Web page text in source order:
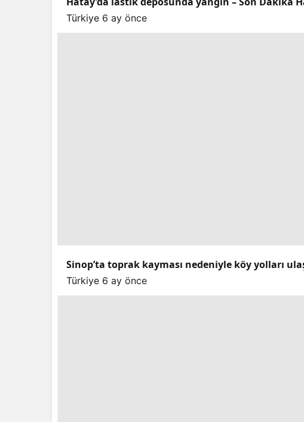
Türkiye 6 ay önce
Sinop’ta toprak kayması nedeniyle köy yolları
Türkiye 6 ay önce